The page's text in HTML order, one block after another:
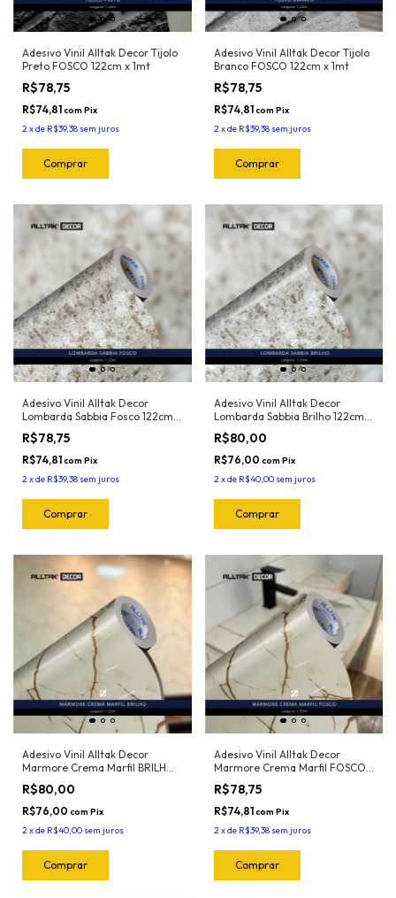
Adesivo Vinil Alltak Decor Tijolo
Preto FOSCO 122cm x 1mt
R$78,75
R$74,81com Pix
2xde R$39,38 sem juros
Adesivo Vinil Alltak Decor Tijolo
Branco FOSCO 122cm x 1mt
R$78,75
R$74,81com Pix
2xde R$39,38 sem juros
Adesivo Vinil Alltak Decor
Lombarda Sabbia Fosco 122cm x
1mt
R$78,75
R$74,81com Pix
2xde R$39,38 sem juros
Adesivo Vinil Alltak Decor
Lombarda Sabbia Brilho 122cm x
1mt
R$80,00
R$76,00 com Pix
2xde R$40,00 sem juros
Adesivo Vinil Alltak Decor
Marmore Crema Marfil BRILHO
122cm x 1mt
R$80,00
R$76,00 com Pix
2xde R$40,00 sem juros
Adesivo Vinil Alltak Decor
Marmore Crema Marfil FOSCO
122cm x1mt
R$78,75
R$74,81com Pix
2xde R$39,38 sem juros